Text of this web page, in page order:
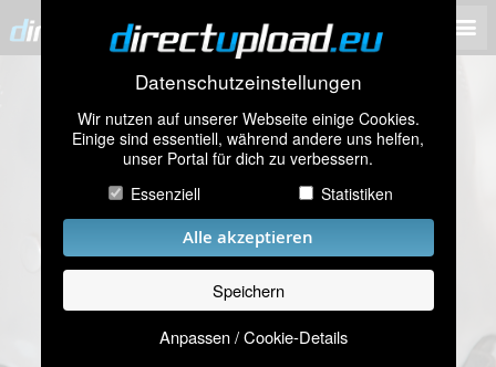
Datenschutzeinstellungen
Wir nutzen auf unserer Webseite einige Cookies.
Einige sind essentiell, während andere uns helfen,
unser Portal für dich zu verbessern.
Essenziell
Statistiken
Alle akzeptieren
Speichern
Anpassen / Cookie-Details